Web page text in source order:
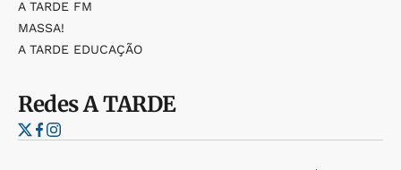
A TARDE FM
MASSA!
A TARDE EDUCAÇÃO
RedesA TARDE